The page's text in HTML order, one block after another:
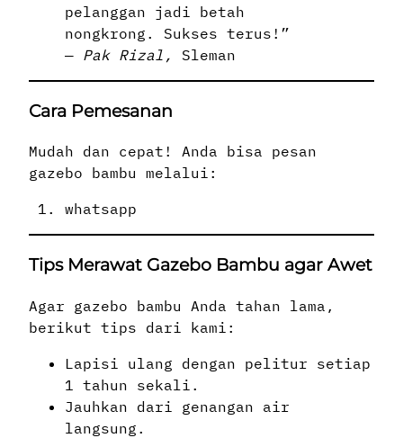
pelanggan jadi betah
nongkrong. Sukses terus!”
— Pak Rizal, Sleman
Cara Pemesanan
Mudah dan cepat! Anda bisa pesan
gazebo bambu melalui:
whatsapp
Tips Merawat Gazebo Bambu agar Awet
Agar gazebo bambu Anda tahan lama,
berikut tips dari kami:
Lapisi ulang dengan pelitur setiap
1 tahun sekali.
Jauhkan dari genangan air
langsung.